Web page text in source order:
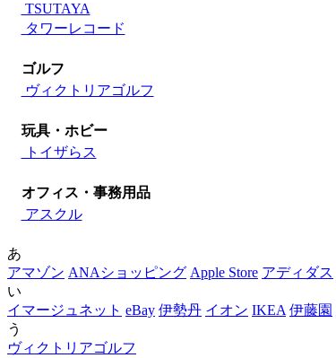
TSUTAYA
タワーレコード
ゴルフ
ヴィクトリアゴルフ
玩具・ホビー
トイザらス
オフィス・事務用品
アスクル
あ
アマゾン ANAショッピング Apple Store アディダス
い
イマージュネット eBay 伊勢丹 イオン IKEA 伊藤園
う
ヴィクトリアゴルフ